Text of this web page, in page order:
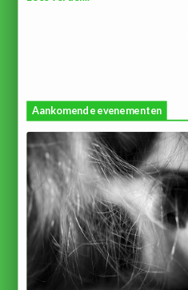
Aankomende evenementen